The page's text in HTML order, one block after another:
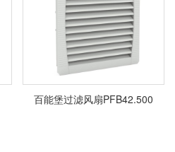
百能堡过滤风扇PFB42.500